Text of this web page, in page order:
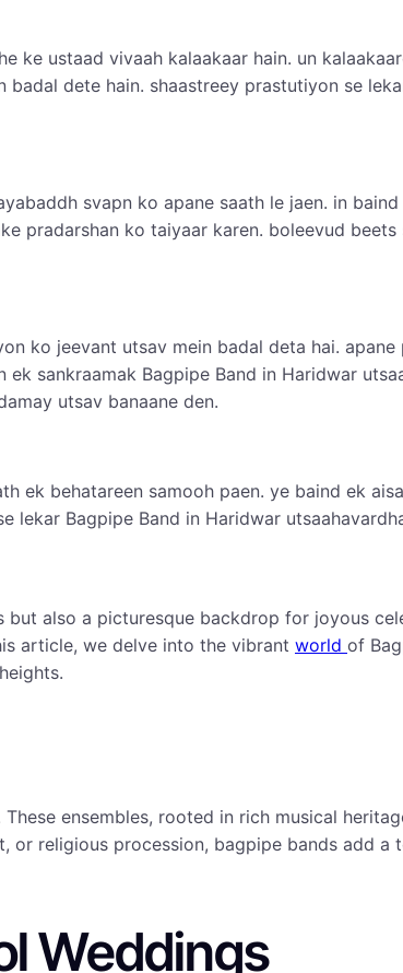
ke ustaad vivaah kalaakaar hain. un
dete hain. shaastreey prastutiyon se
svapn ko apane saath le jaen. in
pradarshan ko taiyaar karen. boleevud
ko jeevant utsav mein badal deta hai.
sankraamak Bagpipe Band in Haridwar
utsav banaane den.
ek behatareen samooh paen. ye baind ek
lekar Bagpipe Band in Haridwar
but also a picturesque backdrop for joyous
article, we delve into the vibrant world of
ensembles, rooted in rich musical
or religious procession, bagpipe bands add a
Weddings